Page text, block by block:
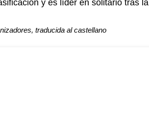
y es líder en solitario tras la
traducida al castellano